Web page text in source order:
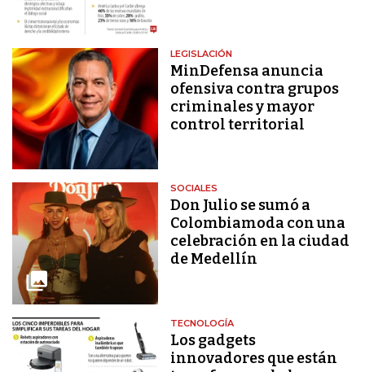
LEGISLACIÓN
MinDefensa anuncia
ofensiva contra grupos
criminales y mayor
control territorial
SOCIALES
Don Julio se sumó a
Colombiamoda con una
celebración en la ciudad
de Medellín
TECNOLOGÍA
Los gadgets
innovadores que están